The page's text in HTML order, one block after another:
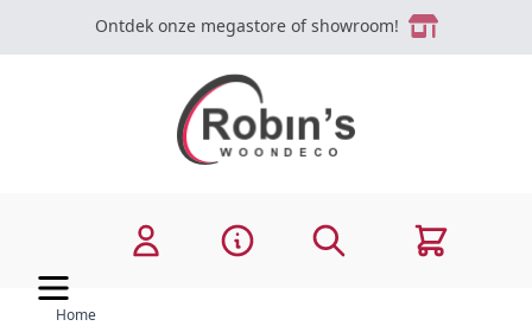
Ga naar de inhoudOntdek onze megastore of showroom!
Zoek Cart
Home